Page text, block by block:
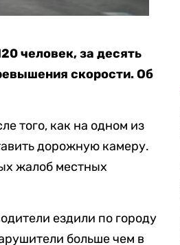
человек, за десять
скорости. Об
того, как на одном из
дорожную камеру.
жалоб местных
ездили по городу
больше чем в